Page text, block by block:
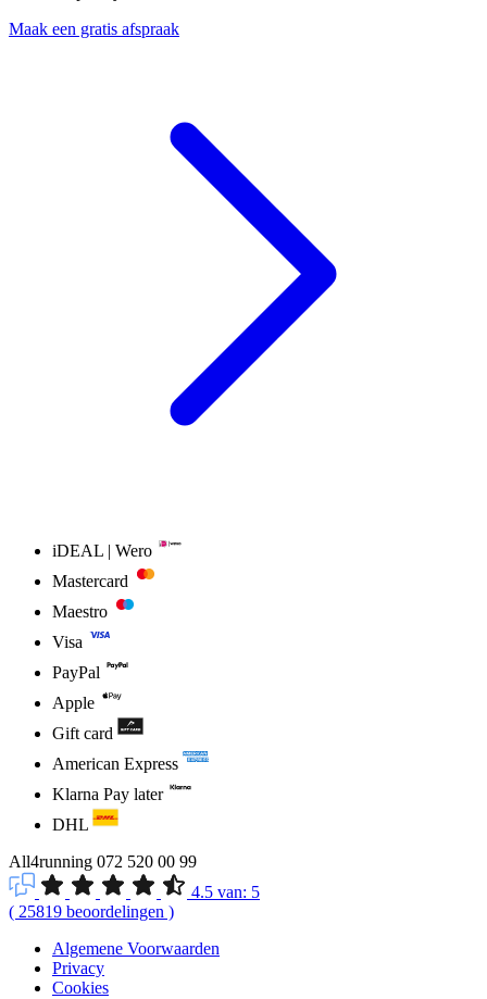
Maak een gratis afspraak
iDEAL | Wero
Mastercard
Maestro
Visa
PayPal
Apple
Gift card
American Express
Klarna Pay later
DHL
All4running 072 520 00 99
4.5 van: 5
( 25819 beoordelingen )
Algemene Voorwaarden
Privacy
Cookies